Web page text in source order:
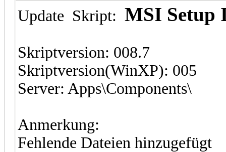
Update Skript: MSI Setup
Skriptversion: 008.7
Skriptversion(WinXP): 005
Server: Apps\Components\
Anmerkung:
Fehlende Dateien hinzugefügt